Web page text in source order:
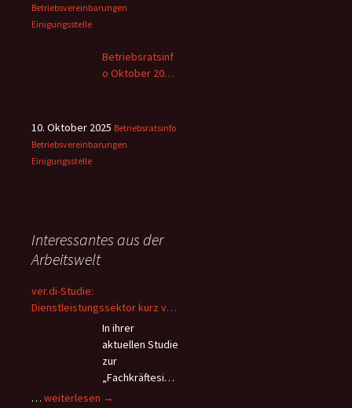
Betriebsvereinbarungen
Einigungsstelle
Betriebsratsinf
o Oktober 2025
10. Oktober 2025 Betriebsratsinfo
Betriebsvereinbarungen
Einigungsstelle
Interessantes aus der
Arbeitswelt
ver.di-Studie:
Dienstleistungssektor kurz vor
dem Kollaps – Beschäftigte
flüchten wegen Überlastung
und andauerndem
Personalmangel
In ihrer
aktuellen Studie
zur
„Fachkräftesich
… ver.di-
weiterlesen →